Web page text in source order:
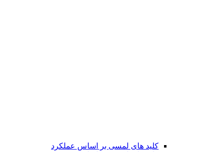
کلید های لمسی بر اساس عملکرد